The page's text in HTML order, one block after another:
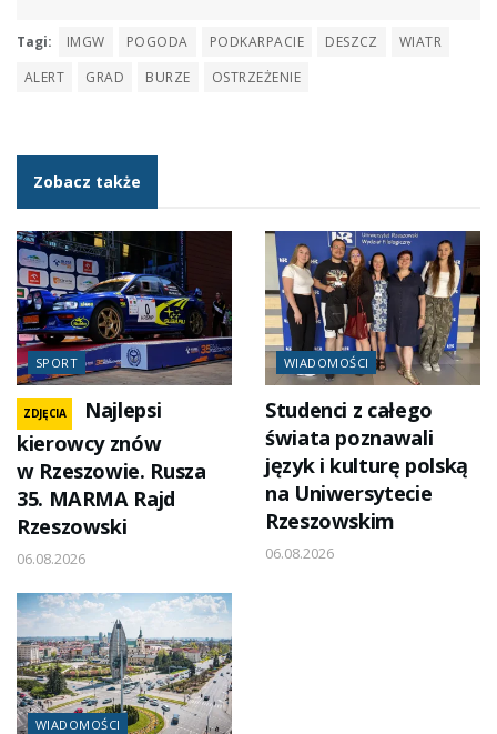
Tagi: IMGW POGODA PODKARPACIE DESZCZ
WIATR
ALERT
GRAD BURZE OSTRZEŻENIE
Zobacz także
SPORT
ZDJĘCIA
Najlepsi
kierowcy znów
w Rzeszowie. Rusza
35. MARMA Rajd
Rzeszowski
06.08.2026
WIADOMOŚCI
Studenci z całego
świata poznawali
język i kulturę polską
na Uniwersytecie
Rzeszowskim
06.08.2026
WIADOMOŚCI